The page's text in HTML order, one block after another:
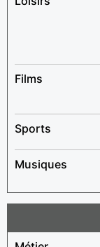
Films
Sports
Musiques